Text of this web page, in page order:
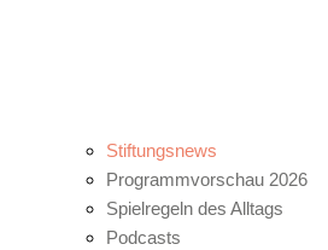
Stiftungsnews
Programmvorschau 2026
Spielregeln des Alltags
Podcasts